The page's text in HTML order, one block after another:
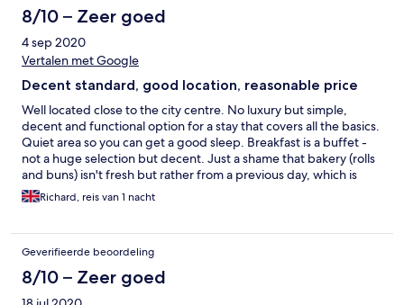
8/10 – Zeer goed
4 sep 2020
Vertalen met Google
Decent standard, good location, reasonable price
Well located close to the city centre. No luxury but simple,
decent and functional option for a stay that covers all the basics.
Quiet area so you can get a good sleep. Breakfast is a buffet -
not a huge selection but decent. Just a shame that bakery (rolls
and buns) isn't fresh but rather from a previous day, which is
hard to understand given the breakfast starts at 7am. Comes at
a competitive price point so provides decent value for your
Richard, reis van 1 nacht
Geverifieerde beoordeling
8/10 – Zeer goed